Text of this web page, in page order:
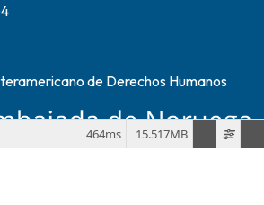
de Derechos Humanos
15.517MB
464ms